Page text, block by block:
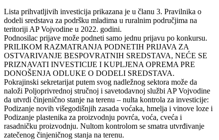
Lista prihvatljivih investicija prikazana je u članu 3. Pravilnika o
dodeli sredstava za podršku mladima u ruralnim područjima na
teritoriji AP Vojvodine u 2022. godini.
Podnosilac prijave može podneti samo jednu prijavu po konkursu.
PRILIKOM RAZMATRANJA PODNETIH PRIJAVA ZA
OSTVARIVANJE BESPOVRATNIH SREDSTAVA, NEĆE SE
PRIZNAVATI INVESTICIJE I KUPLJENA OPREMA PRE
DONOŠENJA ODLUKE O DODELI SREDSTAVA.
Pokrajinski sekretarijat putem svog nadležnog sektora može da
naloži Poljoprivrednoj stručnoj i savetodavnoj službi AP Vojvodine
da utvrdi činjenično stanje na terenu – nulta kontrola za investicije:
Podizanje novih višegodišnjih zasada voćaka, hmelja i vinove loze i
Podizanje plastenika za proizvodnju povrća, voća, cveća i
rasadničku proizvodnju. Nultom kontrolom se smatra utvrđivanje
zatečenog činjeničnog stanja na terenu.